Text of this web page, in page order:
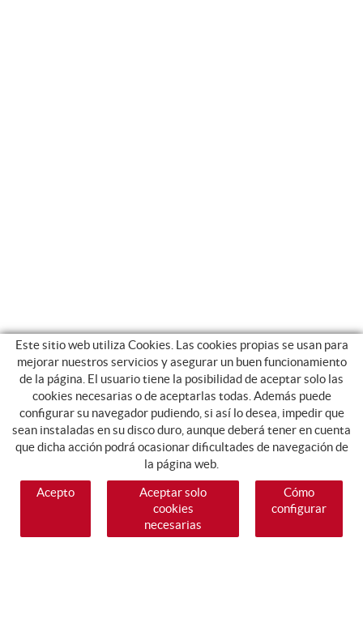
Este sitio web utiliza Cookies. Las cookies propias se usan para
mejorar nuestros servicios y asegurar un buen funcionamiento
de la página. El usuario tiene la posibilidad de aceptar solo las
cookies necesarias o de aceptarlas todas. Además puede
configurar su navegador pudiendo, si así lo desea, impedir que
sean instaladas en su disco duro, aunque deberá tener en cuenta
que dicha acción podrá ocasionar dificultades de navegación de
la página web.
Acepto
Aceptar solo
cookies
necesarias
Cómo
configurar